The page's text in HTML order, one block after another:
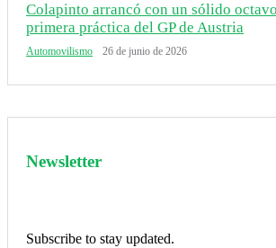
Colapinto arrancó con un sólido
primera práctica del GP de Austria
Automovilismo 26 de junio de 2026
Newsletter
Subscribe to stay updated.